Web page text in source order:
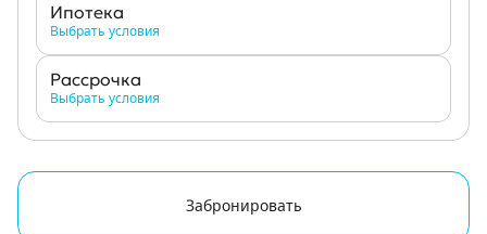
Ипотека
Выбрать условия
Рассрочка
Выбрать условия
Забронировать